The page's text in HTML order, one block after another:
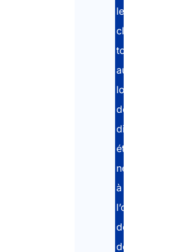
le
client
tout
au
long
des
différentes
étapes
nécessaires
à
l’obtention
des
documents